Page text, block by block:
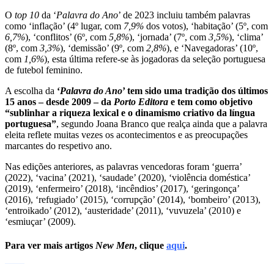
O top 10 da ‘Palavra do Ano’ de 2023 incluiu também palavras
como ‘inflação’ (4º lugar, com 7,9% dos votos), ‘habitação’ (5º, com
6,7%), ‘conflitos’ (6º, com 5,8%), ‘jornada’ (7º, com 3,5%), ‘clima’
(8º, com 3,3%), ‘demissão’ (9º, com 2,8%), e ‘Navegadoras’ (10º,
com 1,6%), esta última refere-se às jogadoras da seleção portuguesa
de futebol feminino.
A escolha da ‘Palavra do Ano’ tem sido uma tradição dos últimos
15 anos – desde 2009 – da Porto Editora e tem como objetivo
“sublinhar a riqueza lexical e o dinamismo criativo da língua
portuguesa”, segundo Joana Branco que realça ainda que a palavra
eleita reflete muitas vezes os acontecimentos e as preocupações
marcantes do respetivo ano.
Nas edições anteriores, as palavras vencedoras foram ‘guerra’
(2022), ‘vacina’ (2021), ‘saudade’ (2020), ‘violência doméstica’
(2019), ‘enfermeiro’ (2018), ‘incêndios’ (2017), ‘geringonça’
(2016), ‘refugiado’ (2015), ‘corrupção’ (2014), ‘bombeiro’ (2013),
‘entroikado’ (2012), ‘austeridade’ (2011), ‘vuvuzela’ (2010) e
‘esmiuçar’ (2009).
Para ver mais artigos New Men, clique aqui.